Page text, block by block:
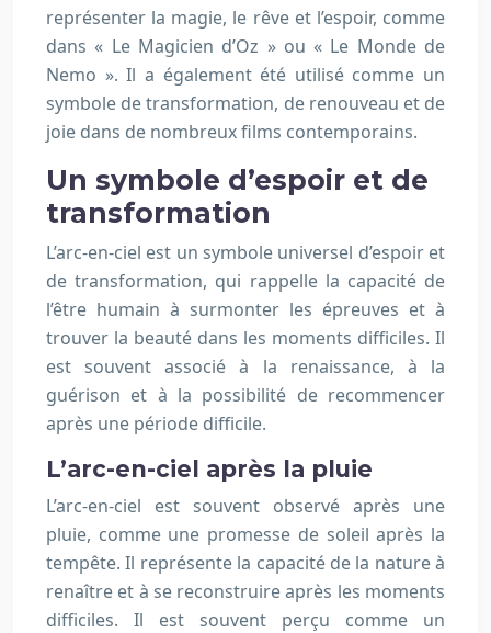
représenter la magie, le rêve et l’espoir, comme
dans « Le Magicien d’Oz » ou « Le Monde de
Nemo ». Il a également été utilisé comme un
symbole de transformation, de renouveau et de
joie dans de nombreux films contemporains.
Un symbole d’espoir et de
transformation
L’arc-en-ciel est un symbole universel d’espoir et
de transformation, qui rappelle la capacité de
l’être humain à surmonter les épreuves et à
trouver la beauté dans les moments difficiles. Il
est souvent associé à la renaissance, à la
guérison et à la possibilité de recommencer
après une période difficile.
L’arc-en-ciel après la pluie
L’arc-en-ciel est souvent observé après une
pluie, comme une promesse de soleil après la
tempête. Il représente la capacité de la nature à
renaître et à se reconstruire après les moments
difficiles. Il est souvent perçu comme un